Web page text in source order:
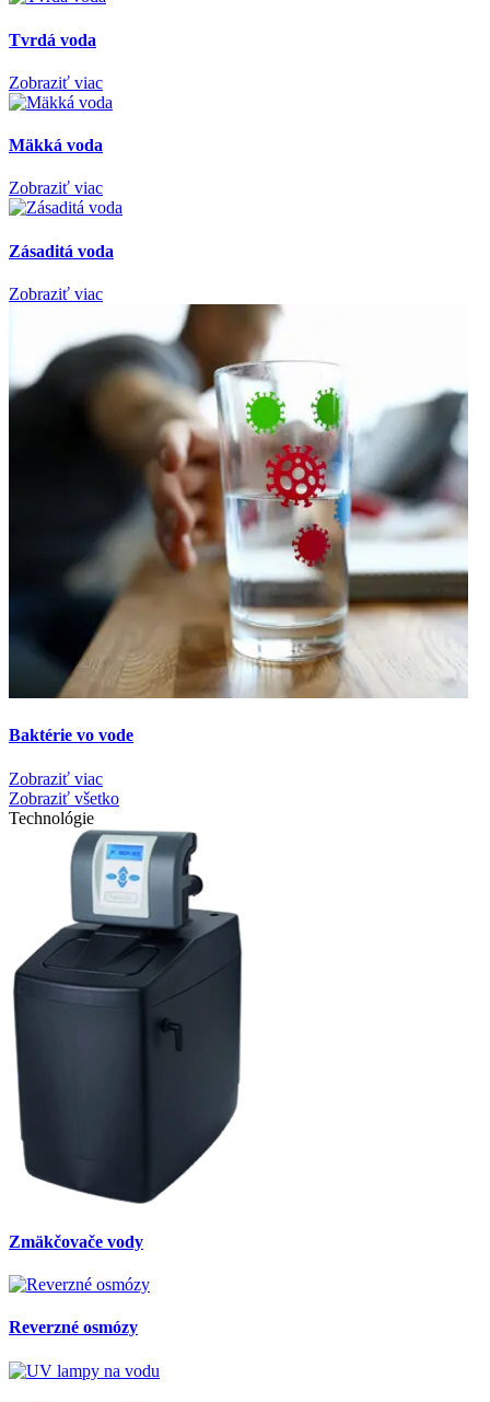
Tvrdá voda
Zobraziť viac
Mäkká voda
Zobraziť viac
Zásaditá voda
Zobraziť viac
Baktérie vo vode
Zobraziť viac
Zobraziť všetko
Technológie
Zmäkčovače vody
Reverzné osmózy